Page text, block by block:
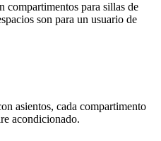
compartimentos para sillas de
son para un usuario de
asientos, cada compartimento
acondicionado.